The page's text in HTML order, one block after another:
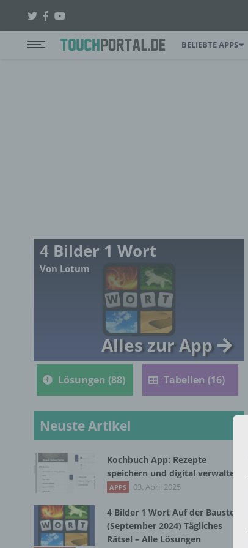
BELIEBTE APPS
4 Bilder 1 Wort
Von Lotum
Alles zur App
Lösungen (88) Tabellen (16)
Neuste Artikel
Kochbuch App: Rezepte
speichern und digital verwalten
APPS 03. April 2025
4 Bilder 1 Wort Auf der Baustelle
(September 2024) Tägliches
Rätsel – Alle Lösungen